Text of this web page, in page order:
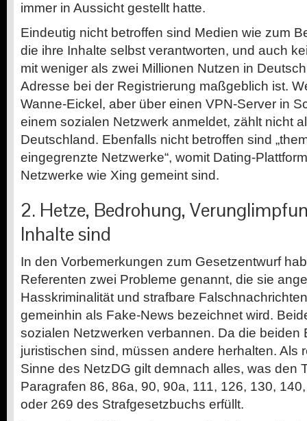
immer in Aussicht gestellt hatte.
Eindeutig nicht betroffen sind Medien wie zum
die ihre Inhalte selbst verantworten, und auch
mit weniger als zwei Millionen Nutzen in
Adresse bei der Registrierung maßgeblich ist.
Wanne-Eickel, aber über einen VPN-Server in
einem sozialen Netzwerk anmeldet, zählt nicht
Deutschland. Ebenfalls nicht betroffen sind
eingegrenzte Netzwerke“, womit Dating-
Netzwerke wie Xing gemeint sind.
2. Hetze, Bedrohung,
Inhalte sind
In den Vorbemerkungen zum Gesetzentwurf
Referenten zwei Probleme genannt, die sie
Hasskriminalität und strafbare
gemeinhin als Fake-News bezeichnet wird.
sozialen Netzwerken verbannen. Da die beiden
juristischen sind, müssen andere herhalten. Als
Sinne des NetzDG gilt demnach alles, was den
Paragrafen 86, 86a, 90, 90a, 111, 126, 130,
oder 269 des Strafgesetzbuchs erfüllt.